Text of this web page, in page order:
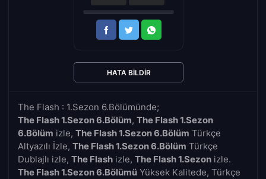
The Flash : 1.Sezon 6.Bölümünde;
The Flash 1.Sezon 6.Bölüm, The Flash 1.Sezon
6.Bölüm izle, The Flash 1.Sezon 6.Bölüm Türkçe
Altyazılı İzle, The Flash 1.Sezon 6.Bölüm Türkçe
Dublajlı izle, The Flash izle, The Flash 1.Sezon izle.
The Flash 1.Sezon 6.Bölümü Yüksek Kalitede, Türkçe
HATA BILDIR